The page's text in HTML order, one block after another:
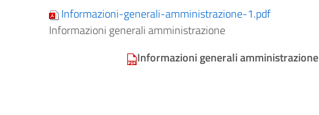
Informazioni-generali-amministrazione-1.pdf
Informazioni generali amministrazione
Informazioni generali amministrazione